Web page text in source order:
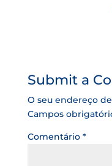
Submit a
O seu endereço
Campos
Comentário *